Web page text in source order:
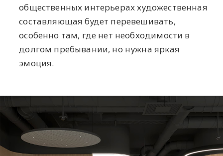
общественных интерьерах художественная
составляющая будет перевешивать,
особенно там, где нет необходимости в
долгом пребывании, но нужна яркая
эмоция.